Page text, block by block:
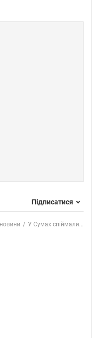
Підписатися
У Сумах спіймали...